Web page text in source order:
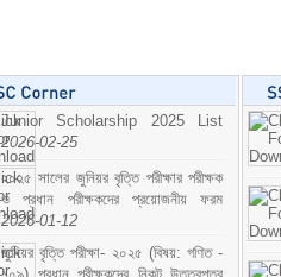
Junior Scholarship 2025 List
2026-02-25
২০২৫ সালের জুনিয়র বৃত্তি পরীক্ষার পরীক্ষক
ও প্রধান পরীক্ষকদের প্রয়োজনীয় ফরম
2026-01-12
জুনিয়র বৃত্তি পরীক্ষা- ২০২৫ (বিষয়: গণিত -